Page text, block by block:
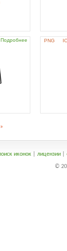
Подробнее PNG
иконок| лицензии|
©